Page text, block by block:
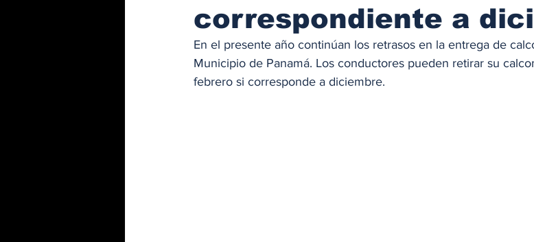
correspondiente a
En el presente año continúan los retrasos en la entrega de
Municipio de Panamá. Los conductores pueden retirar su
febrero si corresponde a diciembre.